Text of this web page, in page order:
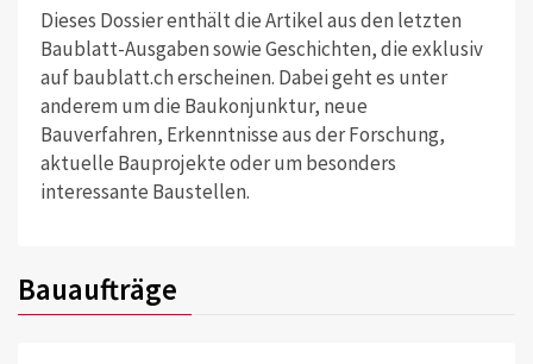
Dieses Dossier enthält die Artikel aus den letzten
Baublatt-Ausgaben sowie Geschichten, die exklusiv
auf baublatt.ch erscheinen. Dabei geht es unter
anderem um die Baukonjunktur, neue
Bauverfahren, Erkenntnisse aus der Forschung,
aktuelle Bauprojekte oder um besonders
interessante Baustellen.
Bauaufträge